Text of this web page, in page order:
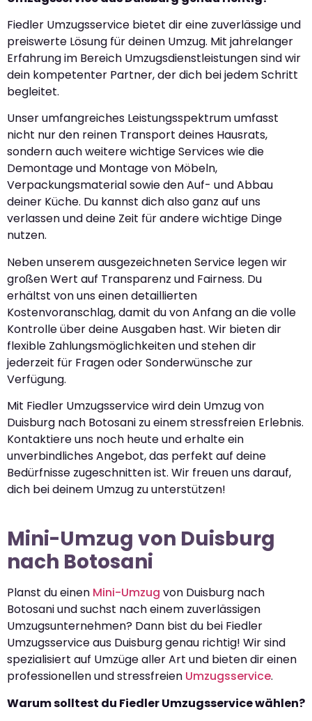
Fiedler Umzugsservice bietet dir eine zuverlässige und
preiswerte Lösung für deinen Umzug. Mit jahrelanger
Erfahrung im Bereich Umzugsdienstleistungen sind wir
dein kompetenter Partner, der dich bei jedem Schritt
begleitet.
Unser umfangreiches Leistungsspektrum umfasst
nicht nur den reinen Transport deines Hausrats,
sondern auch weitere wichtige Services wie die
Demontage und Montage von Möbeln,
Verpackungsmaterial sowie den Auf- und Abbau
deiner Küche. Du kannst dich also ganz auf uns
verlassen und deine Zeit für andere wichtige Dinge
nutzen.
Neben unserem ausgezeichneten Service legen wir
großen Wert auf Transparenz und Fairness. Du
erhältst von uns einen detaillierten
Kostenvoranschlag, damit du von Anfang an die volle
Kontrolle über deine Ausgaben hast. Wir bieten dir
flexible Zahlungsmöglichkeiten und stehen dir
jederzeit für Fragen oder Sonderwünsche zur
Verfügung.
Mit Fiedler Umzugsservice wird dein Umzug von
Duisburg nach Botosani zu einem stressfreien Erlebnis.
Kontaktiere uns noch heute und erhalte ein
unverbindliches Angebot, das perfekt auf deine
Bedürfnisse zugeschnitten ist. Wir freuen uns darauf,
dich bei deinem Umzug zu unterstützen!
Mini-Umzug von Duisburg
nach Botosani
Planst du einen Mini-Umzug von Duisburg nach
Botosani und suchst nach einem zuverlässigen
Umzugsunternehmen? Dann bist du bei Fiedler
Umzugsservice aus Duisburg genau richtig! Wir sind
spezialisiert auf Umzüge aller Art und bieten dir einen
professionellen und stressfreien Umzugsservice.
Warum solltest du Fiedler Umzugsservice wählen?